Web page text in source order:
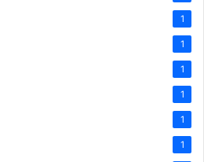
1
1
1
1
1
1